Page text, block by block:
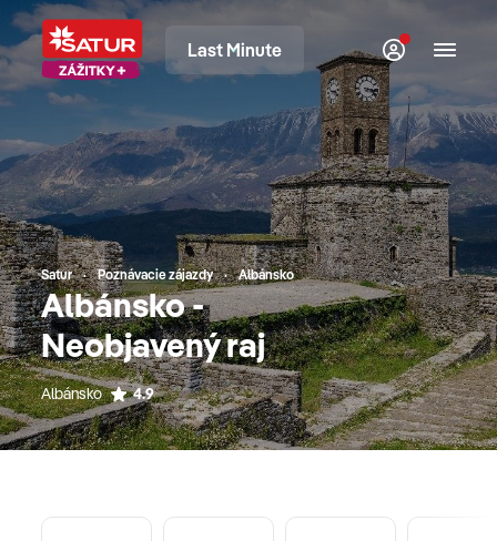
Last Minute
Satur Poznávacie zájazdy Albánsko
Albánsko -
Neobjavený raj
Albánsko 4.9